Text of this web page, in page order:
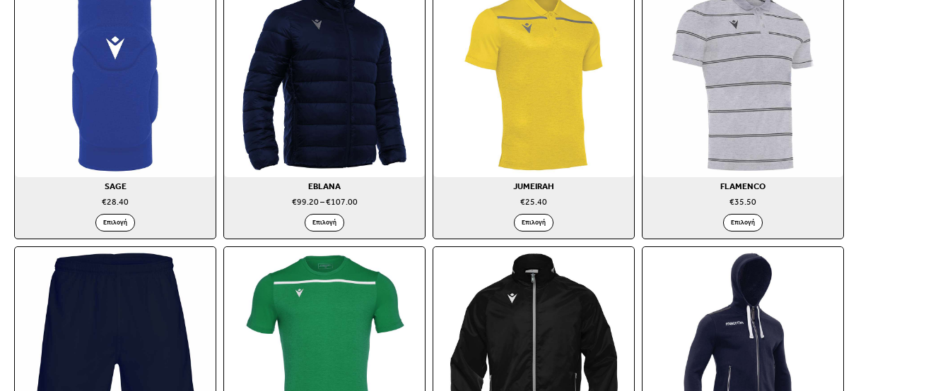
SAGE
€28.40
Επιλογή
EBLANA
€99.20–€107.00
Επιλογή
JUMEIRAH
€25.40
Επιλογή
FLAMENCO
€35.50
Επιλογή